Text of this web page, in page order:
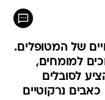
של המטופלים.
למומחים,
לסובלים
נרקוטיים